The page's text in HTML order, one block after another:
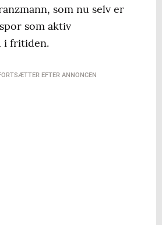
som nu selv er
som aktiv
i fritiden.
EFTER ANNONCEN